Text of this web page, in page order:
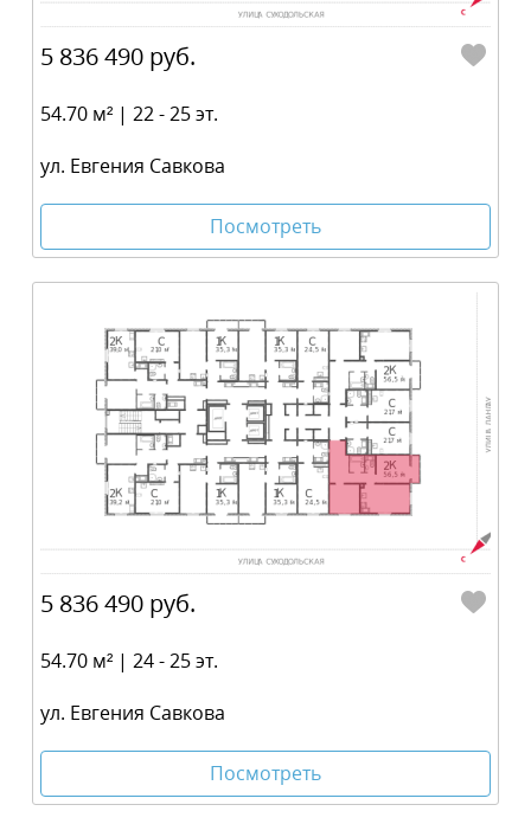
5 836 490 руб.
54.70 м² | 22 - 25 эт.
ул. Евгения Савкова
Посмотреть
5 836 490 руб.
54.70 м² | 24 - 25 эт.
ул. Евгения Савкова
Посмотреть